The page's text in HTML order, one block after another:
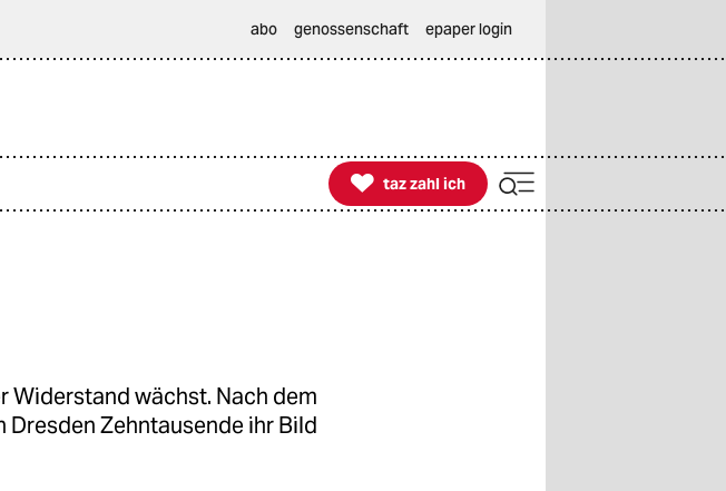
abo genossenschaft epaper login

taz zahl ich
taz zahl ich
Widerstand wächst. Nach dem
Zehntausende ihr Bild